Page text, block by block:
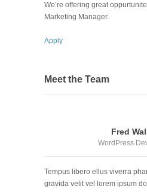
We’re offering great
Marketing Manager.
Apply
Meet the Team
Fred
WordPress
Tempus libero ellus viverra
gravida velit vel lorem ipsum